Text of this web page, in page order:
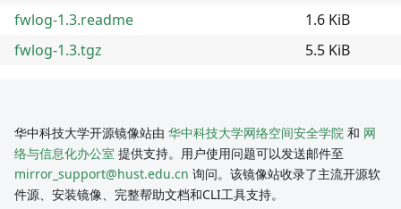
fwlog-1.3.readme
1.6 KiB
fwlog-1.3.tgz
5.5 KiB
华中科技大学开源镜像站由 华中科技大学网络空间安全学院 和 网
络与信息化办公室 提供支持。用户使用问题可以发送邮件至
mirror_support@hust.edu.cn 询问。该镜像站收录了主流开源软
件源、安装镜像、完整帮助文档和CLI工具支持。